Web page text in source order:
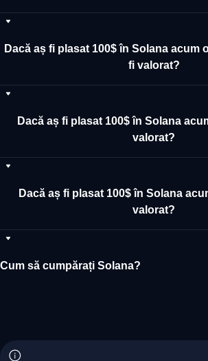
Dacă aș fi plasat 100$ în Solana acum
fi valorat?
Dacă aș fi plasat 100$ în Solana
valorat?
Dacă aș fi plasat 100$ în Solana
valorat?
Cum să cumpărați Solana?